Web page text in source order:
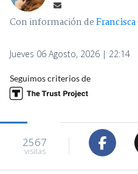
Con información deFrancisca
Jueves 06 Agosto, 2026 | 22:14
Seguimos criterios de
2567
visitas